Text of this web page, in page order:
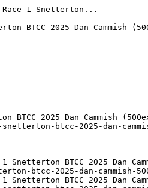
Race 1 Snetterton...
BTCC 2025 Dan Cammish
BTCC 2025 Dan
btcc-2025-dan-
1 Snetterton BTCC 2025
btcc-2025-dan-cammish-
1 Snetterton BTCC 2025